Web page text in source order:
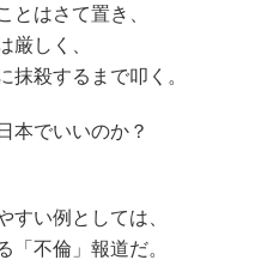
とはさて置き、
厳しく、
抹殺するまで叩く。
本でいいのか？
すい例としては、
「不倫」報道だ。